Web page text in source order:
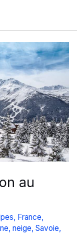
au
, France,
, neige, Savoie,